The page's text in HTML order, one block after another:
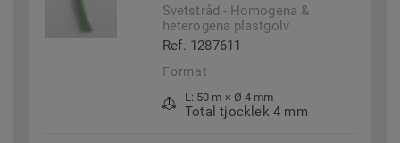
Svetstråd - Homogena &
heterogena plastgolv
Ref. 1287611
Format
L: 50 m × Ø 4 mm
Total tjocklek 4 mm